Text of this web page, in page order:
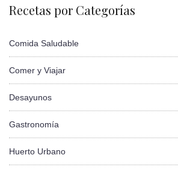
Recetas por Categorías
Comida Saludable
Comer y Viajar
Desayunos
Gastronomía
Huerto Urbano